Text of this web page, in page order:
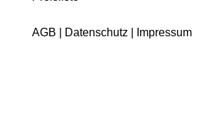
AGB Datenschutz Impressum